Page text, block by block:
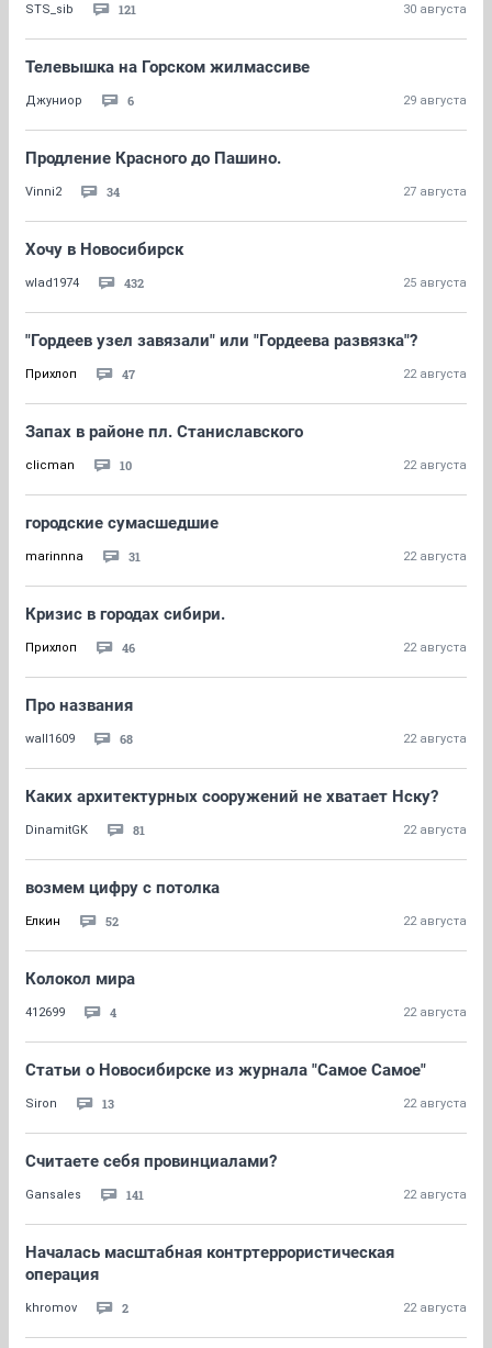
STS_sib 121 30 августа
Телевышка на Горском жилмассиве
Джуниор 6 29 августа
Продление Красного до Пашино.
Vinni2 34 27 августа
Хочу в Новосибирск
wlad1974 432 25 августа
"Гордеев узел завязали" или "Гордеева развязка"?
Прихлоп 47 22 августа
Запах в районе пл. Станиславского
clicman 10 22 августа
городские сумасшедшие
marinnna 31 22 августа
Кризис в городах сибири.
Прихлоп 46 22 августа
Про названия
wall1609 68 22 августа
Каких архитектурных сооружений не хватает Нску?
DinamitGK 81 22 августа
возмем цифру с потолка
Елкин 52 22 августа
Колокол мира
412699 4 22 августа
Статьи о Новосибирске из журнала "Самое Самое"
Siron 13 22 августа
Считаете себя провинциалами?
Gansales 141 22 августа
Началась масштабная контртеррористическая
операция
khromov 2 22 августа